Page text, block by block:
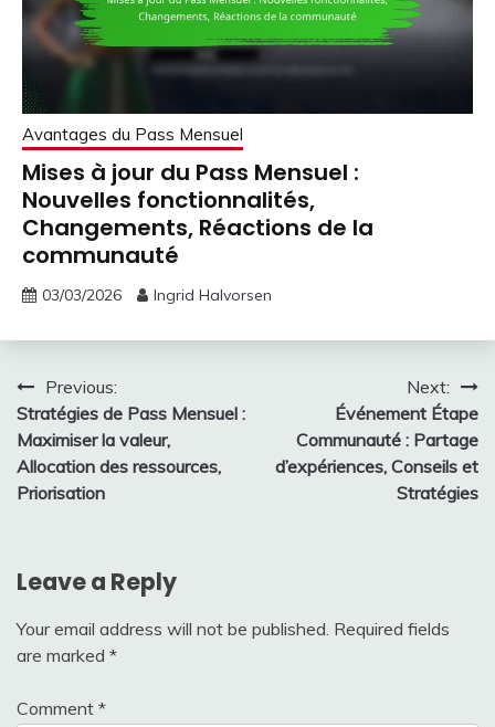
Avantages du Pass Mensuel
Mises à jour du Pass Mensuel :
Nouvelles fonctionnalités,
Changements, Réactions de la
communauté
03/03/2026 Ingrid Halvorsen
Post
navigation
Previous:
Stratégies de Pass Mensuel :
Maximiser la valeur,
Allocation des ressources,
Priorisation
Next:
Événement Étape
Communauté : Partage
d’expériences, Conseils et
Stratégies
Leave a Reply
Your email address will not be published. Required fields
are marked *
Comment *